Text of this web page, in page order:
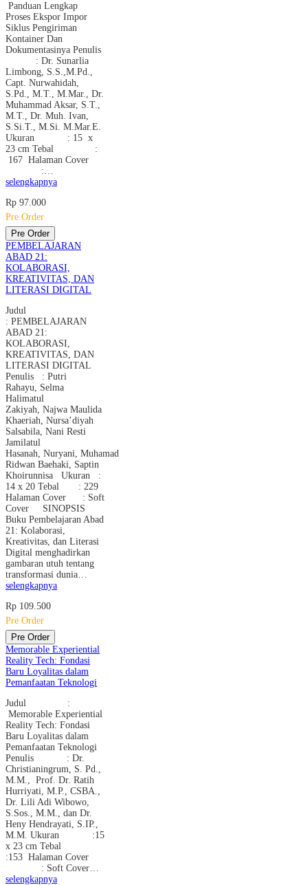
Panduan Lengkap
Proses Ekspor Impor
Siklus Pengiriman
Kontainer Dan
Dokumentasinya Penulis
: Dr. Sunarlia
Limbong, S.S.,M.Pd.,
Capt. Nurwahidah,
S.Pd., M.T., M.Mar., Dr.
Muhammad Aksar, S.T.,
M.T., Dr. Muh. Ivan,
S.Si.T., M.Si. M.Mar.E.
Ukuran : 15 x
23 cm Tebal :
167 Halaman Cover
:…
selengkapnya
Rp 97.000
Pre Order
Pre Order
PEMBELAJARAN
ABAD 21:
KOLABORASI,
KREATIVITAS, DAN
LITERASI DIGITAL
Judul
: PEMBELAJARAN
ABAD 21:
KOLABORASI,
KREATIVITAS, DAN
LITERASI DIGITAL
Penulis : Putri
Rahayu, Selma
Halimatul
Zakiyah, Najwa Maulida
Khaeriah, Nursa’diyah
Salsabila, Nani Resti
Jamilatul
Hasanah, Nuryani, Muhamad
Ridwan Baehaki, Saptin
Khoirunnisa Ukuran :
14 x 20 Tebal : 229
Halaman Cover : Soft
Cover SINOPSIS
Buku Pembelajaran Abad
21: Kolaborasi,
Kreativitas, dan Literasi
Digital menghadirkan
gambaran utuh tentang
transformasi dunia…
selengkapnya
Rp 109.500
Pre Order
Pre Order
Memorable Experiential
Reality Tech: Fondasi
Baru Loyalitas dalam
Pemanfaatan Teknologi
Judul :
Memorable Experiential
Reality Tech: Fondasi
Baru Loyalitas dalam
Pemanfaatan Teknologi
Penulis : Dr.
Christianingrum, S. Pd.,
M.M., Prof. Dr. Ratih
Hurriyati, M.P., CSBA.,
Dr. Lili Adi Wibowo,
S.Sos., M.M., dan Dr.
Heny Hendrayati, S.IP.,
M.M. Ukuran :15
x 23 cm Tebal
:153 Halaman Cover
: Soft Cover…
selengkapnya